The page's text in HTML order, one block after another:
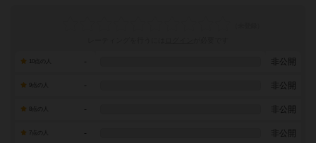
- 非公開
- 非公開
- 非公開
7点の人 - 非公開